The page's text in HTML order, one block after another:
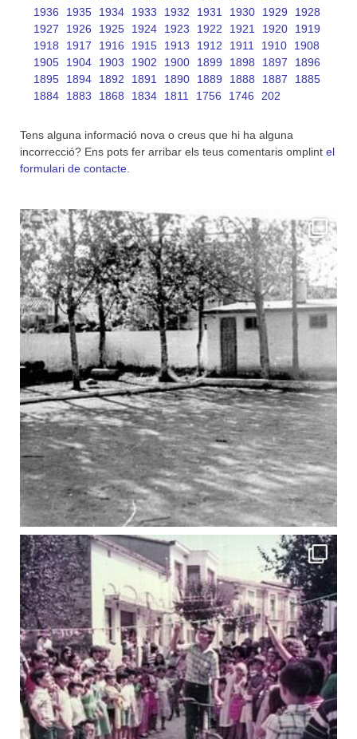
1936
1935 1934 1933 1932 1931 1930 1929
1928
1927
1926 1925 1924 1923 1922 1921 1920
1919
1918
1917 1916 1915 1913 1912 1911 1910
1908
1905
1904 1903 1902 1900 1899 1898 1897
1896
1895
1894 1892 1891 1890 1889 1888 1887
1885
1884
1883 1868 1834 1811 1756 1746 202
Tens alguna informació nova o creus que hi ha alguna
incorrecció? Ens pots fer arribar els teus comentaris omplint el
formulari de contacte.